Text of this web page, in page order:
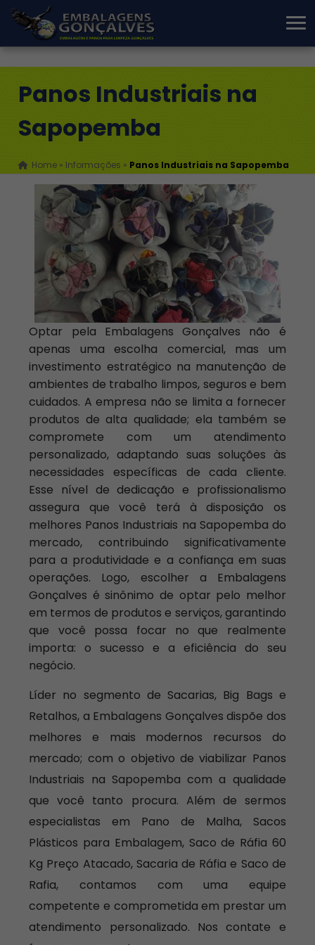
Panos Industriais na
Sapopemba
Home » Informações » Panos Industriais na Sapopemba
Optar pela Embalagens Gonçalves não é
apenas uma escolha comercial, mas um
investimento estratégico na manutenção de
ambientes de trabalho limpos, seguros e bem
cuidados. A empresa não se limita a fornecer
produtos de alta qualidade; ela também se
compromete com um atendimento
personalizado, adaptando suas soluções às
necessidades específicas de cada cliente.
Esse nível de dedicação e profissionalismo
assegura que você terá à disposição os
melhores Panos Industriais na Sapopemba do
mercado, contribuindo significativamente
para a produtividade e a confiança em suas
operações. Logo, escolher a Embalagens
Gonçalves é sinônimo de optar pelo melhor
em termos de produtos e serviços, garantindo
que você possa focar no que realmente
importa: o sucesso e a eficiência do seu
negócio.
Líder no segmento de Sacarias, Big Bags e
Retalhos, a Embalagens Gonçalves dispõe dos
melhores e mais modernos recursos do
mercado; com o objetivo de viabilizar Panos
Industriais na Sapopemba com a qualidade
que você tanto procura. Além de sermos
especialistas em Pano de Malha, Sacos
Plásticos para Embalagem, Saco de Ráfia 60
Kg Preço Atacado, Sacaria de Ráfia e Saco de
Rafia, contamos com uma equipe
competente e comprometida em prestar um
atendimento personalizado. Nos contate e